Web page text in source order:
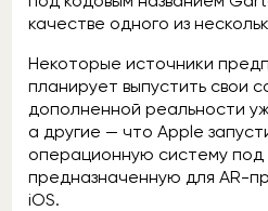
качестве одного из
Некоторые источники
планирует выпустить свои
дополненной реальности
а другие — что Apple
операционную систему под
предназначенную для AR-
iOS.